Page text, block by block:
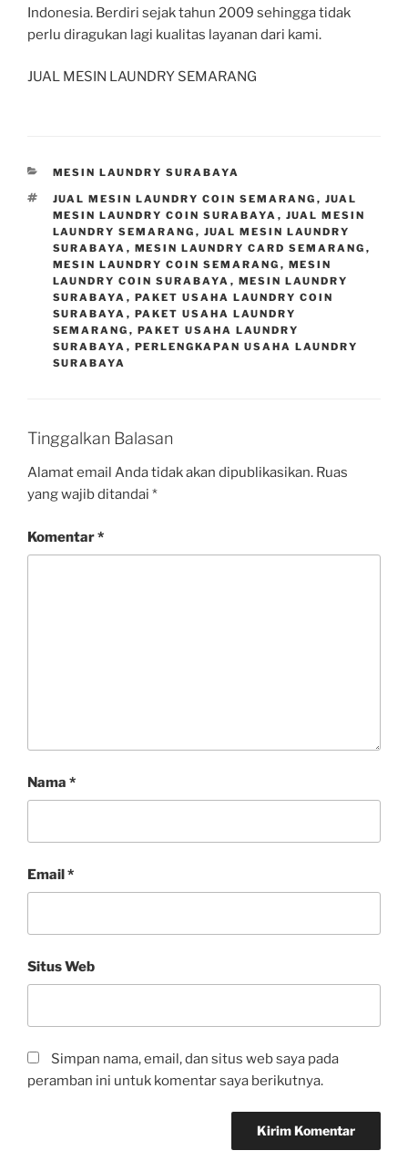
Indonesia. Berdiri sejak tahun 2009 sehingga tidak
perlu diragukan lagi kualitas layanan dari kami.
JUAL MESIN LAUNDRY SEMARANG
MESIN LAUNDRY SURABAYA
JUAL MESIN LAUNDRY COIN SEMARANG , JUAL
MESIN LAUNDRY COIN SURABAYA , JUAL MESIN
LAUNDRY SEMARANG , JUAL MESIN LAUNDRY
SURABAYA , MESIN LAUNDRY CARD SEMARANG ,
MESIN LAUNDRY COIN SEMARANG , MESIN
LAUNDRY COIN SURABAYA , MESIN LAUNDRY
SURABAYA , PAKET USAHA LAUNDRY COIN
SURABAYA , PAKET USAHA LAUNDRY
SEMARANG , PAKET USAHA LAUNDRY
SURABAYA , PERLENGKAPAN USAHA LAUNDRY
SURABAYA
Tinggalkan Balasan
Alamat email Anda tidak akan dipublikasikan. Ruas
yang wajib ditandai *
Komentar*
Nama *
Email*
Situs Web
Simpan nama, email, dan situs web saya pada
peramban ini untuk komentar saya berikutnya.